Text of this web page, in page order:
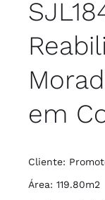
em
Cliente:
Área: 119.80m2